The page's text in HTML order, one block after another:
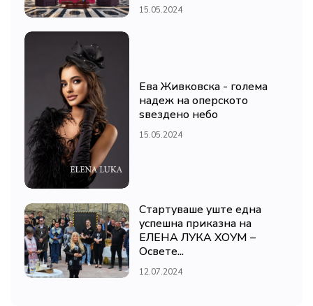
15.05.2024
Ева Живковска - голема
надеж на оперското
ѕвездено небо
15.05.2024
Стартуваше уште една
успешна приказна на
ЕЛЕНА ЛУКА ХОУМ –
Освете...
12.07.2024